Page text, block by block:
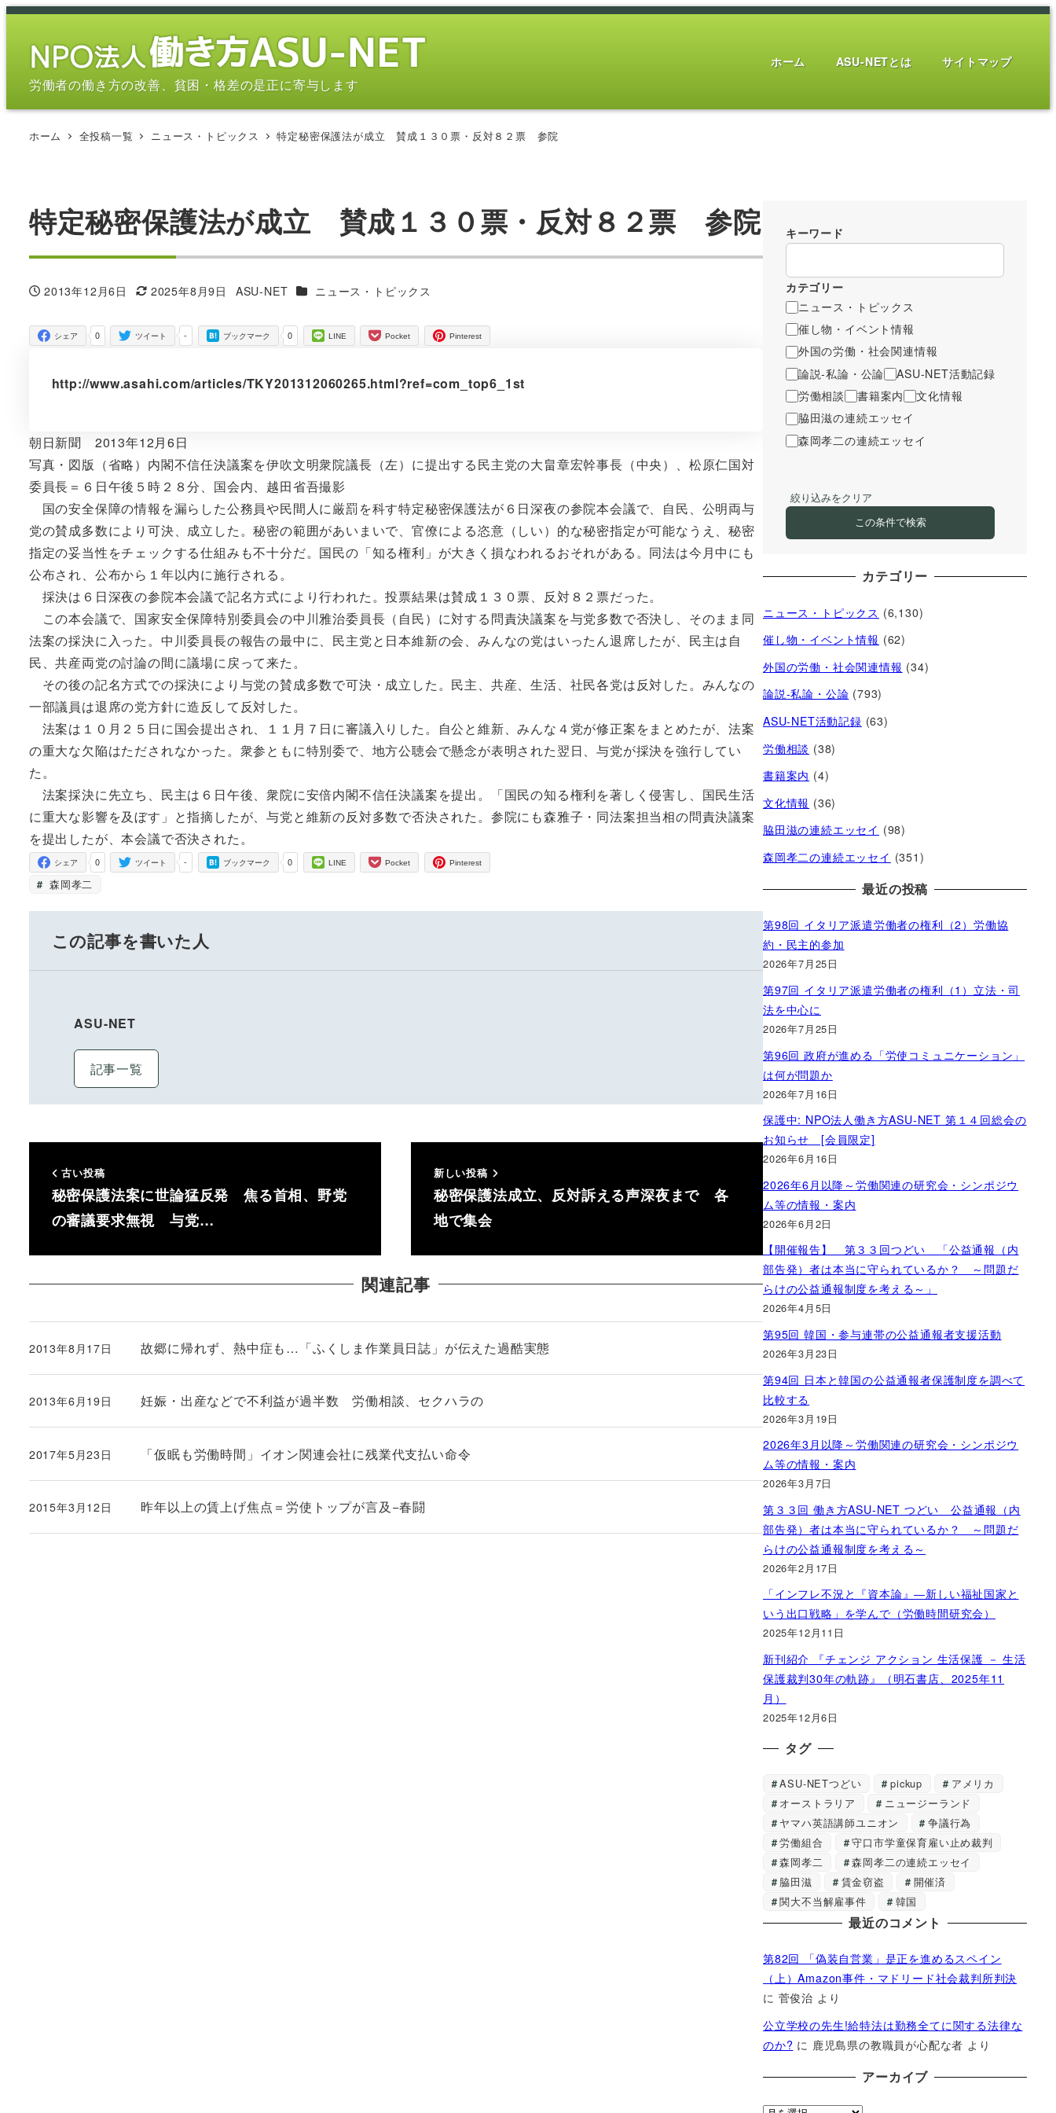
メ
労働者の働き方の改善、貧困・格差の是正に寄与します
ホーム ASU-NETとは サイトマップ
ホーム 全投稿一覧 ニュース・トピックス 特定秘密保護法が成立 賛成１３０票・反対８２票 参院
特定秘密保護法が成立 賛成１３０票・反対８２票 参院
投稿日
2013年12月6日
更新日
2025年8月9日
著
ASU-NET カテゴリー
ニュース・トピックス
0
シェア -
ツイート 0
ブックマーク LINE Pocket Pinterest
http://www.asahi.com/articles/TKY201312060265.html?ref=com_top6_1st
朝日新聞 2013年12月6日
写真・図版（省略）内閣不信任決議案を伊吹文明衆院議長（左）に提出する民主党の大畠章宏幹事長（中央）、松原仁国対
委員長＝６日午後５時２８分、国会内、越田省吾撮影
国の安全保障の情報を漏らした公務員や民間人に厳罰を科す特定秘密保護法が６日深夜の参院本会議で、自民、公明両与
党の賛成多数により可決、成立した。秘密の範囲があいまいで、官僚による恣意（しい）的な秘密指定が可能なうえ、秘密
指定の妥当性をチェックする仕組みも不十分だ。国民の「知る権利」が大きく損なわれるおそれがある。同法は今月中にも
公布され、公布から１年以内に施行される。
採決は６日深夜の参院本会議で記名方式により行われた。投票結果は賛成１３０票、反対８２票だった。
この本会議で、国家安全保障特別委員会の中川雅治委員長（自民）に対する問責決議案を与党多数で否決し、そのまま同
法案の採決に入った。中川委員長の報告の最中に、民主党と日本維新の会、みんなの党はいったん退席したが、民主は自
民、共産両党の討論の間に議場に戻って来た。
その後の記名方式での採決により与党の賛成多数で可決・成立した。民主、共産、生活、社民各党は反対した。みんなの
一部議員は退席の党方針に造反して反対した。
法案は１０月２５日に国会提出され、１１月７日に審議入りした。自公と維新、みんな４党が修正案をまとめたが、法案
の重大な欠陥はただされなかった。衆参ともに特別委で、地方公聴会で懸念が表明された翌日、与党が採決を強行してい
た。
法案採決に先立ち、民主は６日午後、衆院に安倍内閣不信任決議案を提出。「国民の知る権利を著しく侵害し、国民生活
に重大な影響を及ぼす」と指摘したが、与党と維新の反対多数で否決された。参院にも森雅子・同法案担当相の問責決議案
を提出したが、本会議で否決された。
0
シェア -
ツイート 0
ブックマーク LINE Pocket Pinterest
森岡孝二
この記事を書いた人
ASU-NET
記事一覧
古い投稿
秘密保護法案に世論猛反発 焦る首相、野党
の審議要求無視 与党…
新しい投稿
秘密保護法成立、反対訴える声深夜まで 各
地で集会
関連記事
故郷に帰れず、熱中症も…「ふくしま作業員日誌」が伝えた過酷実態
投稿日
2013年8月17日
妊娠・出産などで不利益が過半数 労働相談、セクハラの
投稿日
2013年6月19日
「仮眠も労働時間」イオン関連会社に残業代支払い命令
投稿日
2017年5月23日
昨年以上の賃上げ焦点＝労使トップが言及−春闘
投稿日
2015年3月12日
キーワード
カテゴリー
ニュース・トピックス
催し物・イベント情報
外国の労働・社会関連情報
論説-私論・公論
ASU-NET活動記録
労働相談
書籍案内
文化情報
脇田滋の連続エッセイ
森岡孝二の連続エッセイ
絞り込みをクリア
この条件で検索
カテゴリー
ニュース・トピックス (6,130)
催し物・イベント情報 (62)
外国の労働・社会関連情報 (34)
論説-私論・公論 (793)
ASU-NET活動記録 (63)
労働相談 (38)
書籍案内 (4)
文化情報 (36)
脇田滋の連続エッセイ (98)
森岡孝二の連続エッセイ (351)
最近の投稿
第98回 イタリア派遣労働者の権利（2）労働協
約・民主的参加
2026年7月25日
第97回 イタリア派遣労働者の権利（1）立法・司
法を中心に
2026年7月25日
第96回 政府が進める「労使コミュニケーション」
は何が問題か
2026年7月16日
保護中: NPO法人働き方ASU-NET 第１４回総会の
お知らせ [会員限定]
2026年6月16日
2026年6月以降～労働関連の研究会・シンポジウ
ム等の情報・案内
2026年6月2日
【開催報告】 第３３回つどい 「公益通報（内
部告発）者は本当に守られているか？ ～問題だ
らけの公益通報制度を考える～」
2026年4月5日
第95回 韓国・参与連帯の公益通報者支援活動
2026年3月23日
第94回 日本と韓国の公益通報者保護制度を調べて
比較する
2026年3月19日
2026年3月以降～労働関連の研究会・シンポジウ
ム等の情報・案内
2026年3月7日
第３３回 働き方ASU-NET つどい 公益通報（内
部告発）者は本当に守られているか？ ～問題だ
らけの公益通報制度を考える～
2026年2月17日
「インフレ不況と『資本論』―新しい福祉国家と
いう出口戦略」を学んで（労働時間研究会）
2025年12月11日
新刊紹介 『チェンジ アクション 生活保護 － 生活
保護裁判30年の軌跡』（明石書店、2025年11
月）
2025年12月6日
タグ
ASU-NETつどい pickup
アメリカ
オーストラリア
ニュージーランド
ヤマハ英語講師ユニオン
争議行為
労働組合
守口市学童保育雇い止め裁判
森岡孝二
森岡孝二の連続エッセイ
脇田滋
賃金窃盗
開催済
関大不当解雇事件
韓国
最近のコメント
第82回 「偽装自営業」是正を進めるスペイン
（上）Amazon事件・マドリード社会裁判所判決
に 菅俊治 より
公立学校の先生!給特法は勤務全てに関する法律な
のか? に 鹿児島県の教職員が心配な者 より
アーカイブ